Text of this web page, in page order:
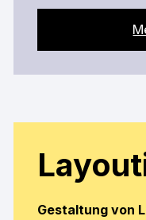
Gestaltung von